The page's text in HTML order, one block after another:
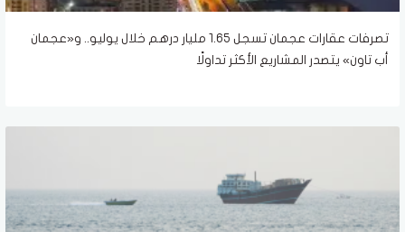
تصرفات عقارات عجمان تسجل 1.65 مليار درهم خلال يوليو.. و«عجمان
أب تاون» يتصدر المشاريع الأكثر تداولًا